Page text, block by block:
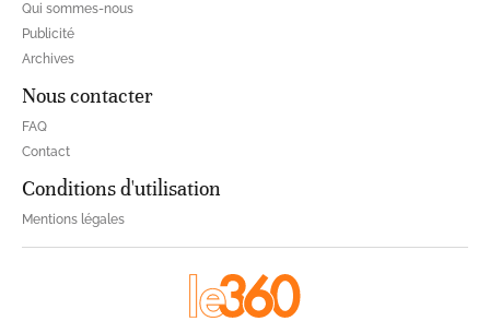
Qui sommes-nous
Publicité
Archives
Nous contacter
FAQ
Contact
Conditions d'utilisation
Mentions légales